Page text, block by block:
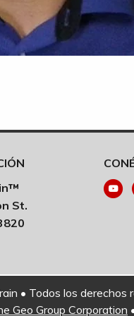
St.
• Todos los derechos
Geo Group Corporation